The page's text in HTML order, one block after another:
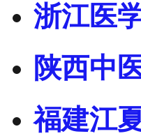
浙江医
陕西中
福建江